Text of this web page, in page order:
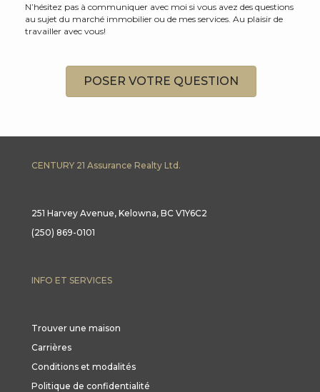
N’hésitez pas à communiquer avec moi si vous avez des questions
au sujet du marché immobilier ou de mes services. Au plaisir de
travailler avec vous!
POSER VOTRE QUESTION
CENTURY 21 Assurance Realty Ltd.
251 Harvey Avenue, Kelowna, BC V1Y6C2
(250) 869-0101
INFO ET SERVICES
Trouver une maison
Carrières
Conditions et modalités
Politique de confidentialité